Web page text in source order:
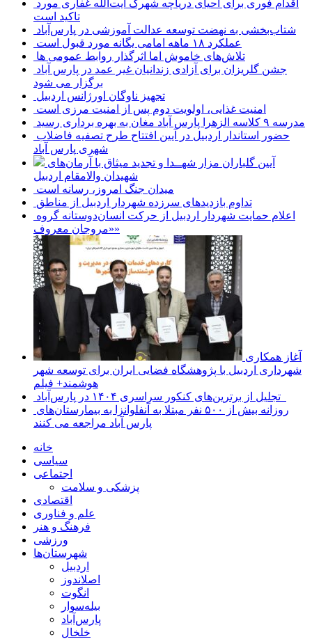
تاکید است
شتاب‌بخشی به نهضت توسعه عدالت آموزشی در پارس‌آباد
عملکرد ۱۸ ماهه امامی یگانه مورد قبول است
تلاش‌های خاموش اما اثرگذار روابط عمومی ها
برگزار می شود
تجهیز ناوگان اورژانس اردبیل
امنیت غذایی، اولویت دوم پس از امنیت مرزی است
مدرسه ۹ کلاسه الزهرا پارس آباد مغان به بهره برداری رسید
شهری پارس آباد
شهیدان والامقام اردبیل
میدان جنگ امروز، رسانه است
تداوم بازدیدهای سرزده شهردار اردبیل از مناطق
«مروجان معروف»
شهرداری اردبیل با پژوهشگاه فضایی ایران برای توسعه شهر
هوشمند+ فیلم
پارس آباد مراجعه می کنند
خانه
سیاسی
اجتماعی
پزشکی و سلامت
اقتصادی
علم و فناوری
فرهنگ و هنر
ورزشی
شهرستان‌ها
اردبیل
اصلاندوز
انگوت
بیله‌سوار
پارس‌آباد
خلخال